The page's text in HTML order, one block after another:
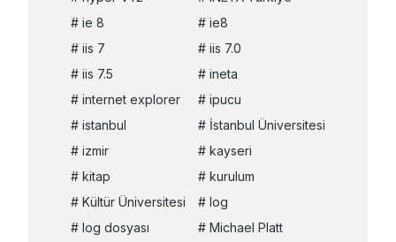
ie 8
ie8
iis 7
iis 7.0
iis 7.5
ineta
internet explorer
ipucu
istanbul
İstanbul Üniversitesi
izmir
kayseri
kitap
kurulum
Kültür Üniversitesi
log
log dosyası
Michael Platt